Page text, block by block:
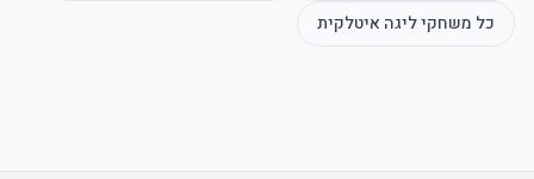
כל משחקיליגה איטלקית